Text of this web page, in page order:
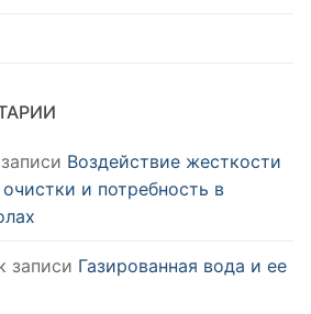
Воздействие жесткости
и потребность в
записи Газированная вода и ее